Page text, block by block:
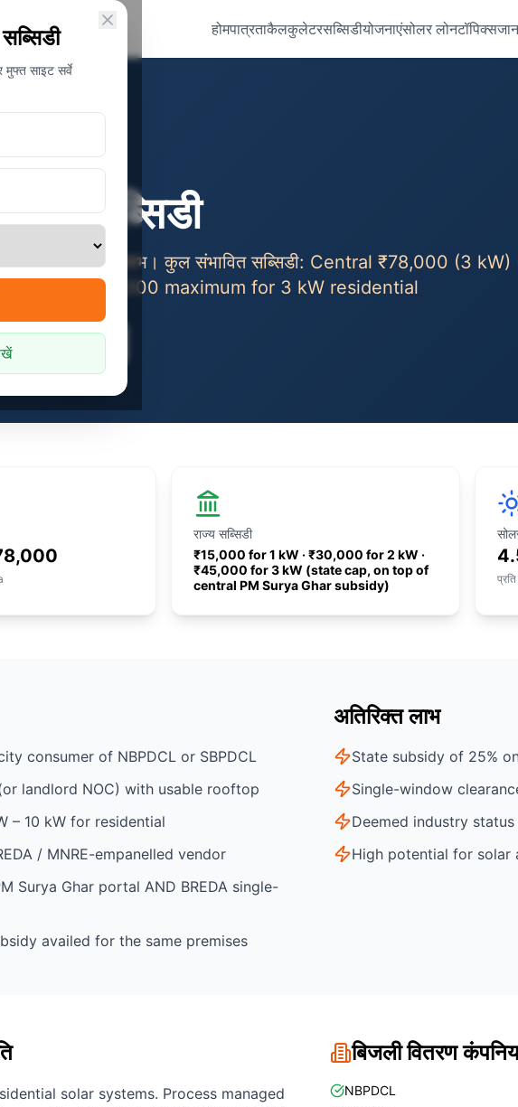
होमपात्रताकैलकुलेटरसब्सिडीयोजनाएंसोलर लोनटॉपिक्स
सब्सिडी
+ राज्य अतिरिक्त लाभ। कुल संभावित सब्सिडी: Central ₹78,000 (3 kW)
kW) = ₹1,23,000 maximum for 3 kW residential
बचत कैलकुलेटर
राज्य सब्सिडी
₹15,000 for 1 kW · ₹30,000 for 2 kW ·
₹45,000 for 3 kW (state cap, on top of
central PM Surya Ghar subsidy)
consumer of NBPDCL or SBPDCL
landlord NOC) with usable rooftop
– 10 kW for residential
/ MNRE-empanelled vendor
Surya Ghar portal AND BREDA single-
availed for the same premises
अतिरिक्त लाभ
State subsidy of 25%
Single-window
Deemed industry
High potential for solar
solar systems. Process managed
बिजली वितरण
NBPDCL
साइट सर्वे